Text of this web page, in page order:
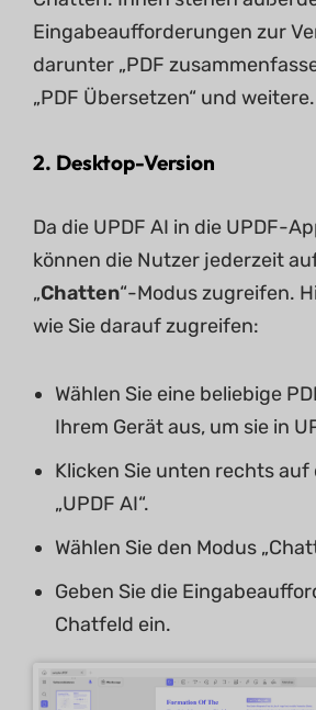
Eingabeaufforderungen zur
darunter „PDF
„PDF Übersetzen“ und weitere.
2. Desktop-Version
Da die UPDF AI in die UPDF-
können die Nutzer jederzeit
„Chatten“-Modus zugreifen.
wie Sie darauf zugreifen:
Wählen Sie eine beliebige
Ihrem Gerät aus, um sie in
Klicken Sie unten rechts auf
„UPDF AI“.
Wählen Sie den Modus
Geben Sie die
Chatfeld ein.